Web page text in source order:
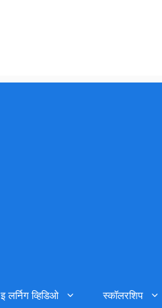
इ लर्निग व्हिडिओ स्कॉलरशिप